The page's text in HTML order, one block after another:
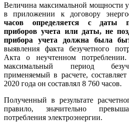
Величина максимальной мощности
в приложении к договору
часов определяется с даты
приборов учета или даты, не
прибора учета должна была
выявления факта безучетного
Акта о неучтенном
максимальный период
применяемый в расчете,
2020 года он составлял 8 760 часов.
Полученный в результате
правило, значительно
потребления электроэнергии.